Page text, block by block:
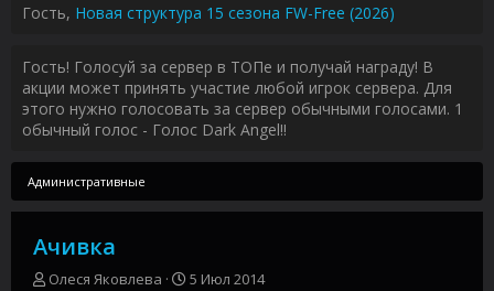
Гость, Новая структура 15 сезона FW-Free (2026)
Гость! Голосуй за сервер в ТОПе и получай награду! В
акции может принять участие любой игрок сервера. Для
этого нужно голосовать за сервер обычными голосами. 1
обычный голос - Голос Dark Angel!!
Административные
Ачивка
А
Олеся Яковлева
Д
5 Июл 2014